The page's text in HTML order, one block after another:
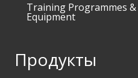
Training Programmes
Equipment
Продукты